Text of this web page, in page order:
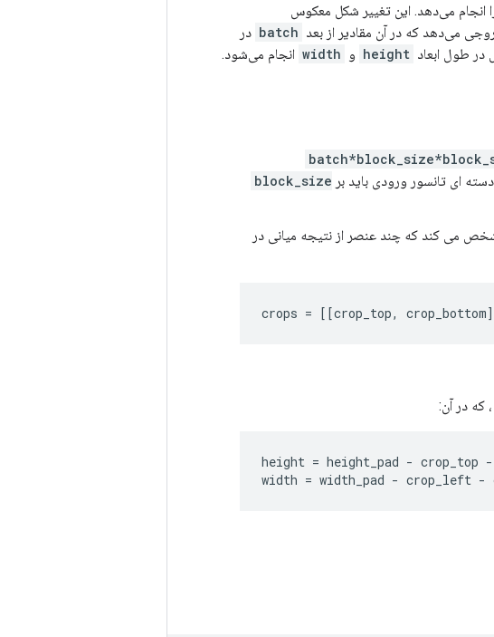
انجام می‌دهد. این تغییر شکل معکوس
batch در
در طول ابعاد height و width انجام می‌شود.
ای تانسور ورودی باید بر block_size
می کند که چند عنصر از نتیجه میانی در
crops = [[crop_top,
، که در آن:
height = height_pad - crop_top -
width = width_pad - crop_left -